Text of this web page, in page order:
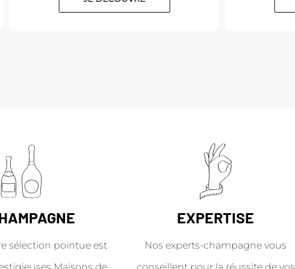
sélection pointue est
EXPERTISE
Nos experts-champagne vous